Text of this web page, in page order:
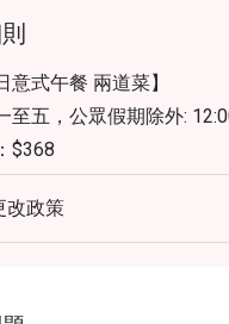
意式午餐 兩道菜】
至五，公眾假期除外:
$368
意式午餐 三道菜】
至五，公眾假期除外：
$398
至五，公眾假期除外：
改政策